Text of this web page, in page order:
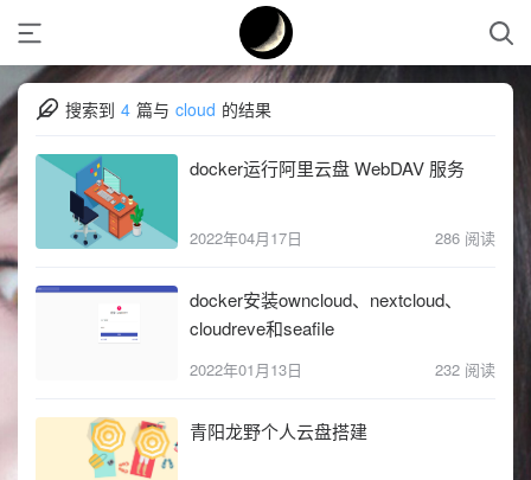
搜索到 4 篇与 cloud 的结果
docker运行阿里云盘 WebDAV 服务
2022年04月17日 286 阅读
docker安装owncloud、nextcloud、
cloudreve和seafile
2022年01月13日 232 阅读
青阳龙野个人云盘搭建